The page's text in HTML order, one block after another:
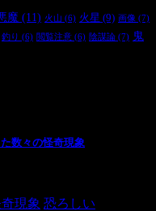
魔 (11) 火山 (6) 火星 (9) 画像 (7)
釣り (6) 閲覧注意 (6) 陰謀論 (7) 鬼
数々の怪奇現象
現象 恐ろしい